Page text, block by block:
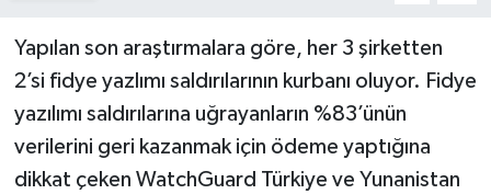
Yapılan son araştırmalara göre, her 3 şirketten
2’si fidye yazlımı saldırılarının kurbanı oluyor. Fidye
yazılımı saldırılarına uğrayanların %83’ünün
verilerini geri kazanmak için ödeme yaptığına
dikkat çeken WatchGuard Türkiye ve Yunanistan